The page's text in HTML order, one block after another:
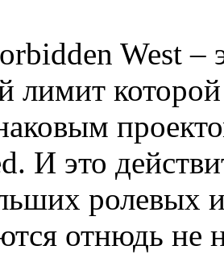
West –
лимит
И это
ролевых
отнюдь не